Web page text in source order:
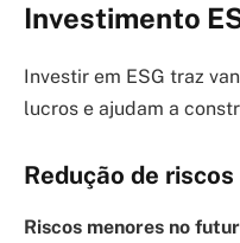
Investimento
Investir em ESG traz
lucros e ajudam a
Redução de
Riscos menores no